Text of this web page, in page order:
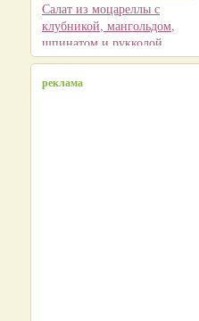
Салат из моцареллы с
клубникой, мангольдом,
шпинатом и рукколой
реклама